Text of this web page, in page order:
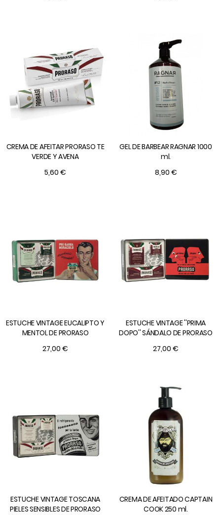
CREMA DE AFEITAR PRORASO TE
VERDE Y AVENA
5,60 €
GEL DE BARBEAR RAGNAR 1000
ml.
8,90 €
ESTUCHE VINTAGE EUCALIPTO Y
MENTOL DE PRORASO
27,00 €
ESTUCHE VINTAGE ''PRIMA
DOPO'' SÁNDALO DE PRORASO
27,00 €
ESTUCHE VINTAGE TOSCANA
PIELES SENSIBLES DE PRORASO
CREMA DE AFEITADO CAPTAIN
COOK 250 ml.